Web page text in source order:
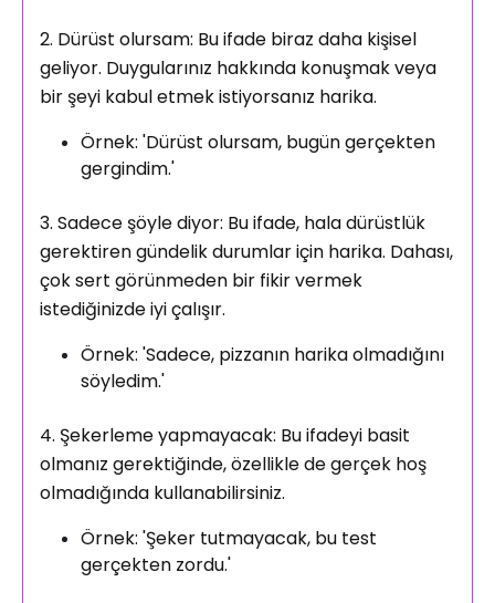
2. Dürüst olursam: Bu ifade biraz daha kişisel
geliyor. Duygularınız hakkında konuşmak veya
bir şeyi kabul etmek istiyorsanız harika.
Örnek: 'Dürüst olursam, bugün gerçekten
gergindim.'
3. Sadece şöyle diyor: Bu ifade, hala dürüstlük
gerektiren gündelik durumlar için harika. Dahası,
çok sert görünmeden bir fikir vermek
istediğinizde iyi çalışır.
Örnek: 'Sadece, pizzanın harika olmadığını
söyledim.'
4. Şekerleme yapmayacak: Bu ifadeyi basit
olmanız gerektiğinde, özellikle de gerçek hoş
olmadığında kullanabilirsiniz.
Örnek: 'Şeker tutmayacak, bu test
gerçekten zordu.'